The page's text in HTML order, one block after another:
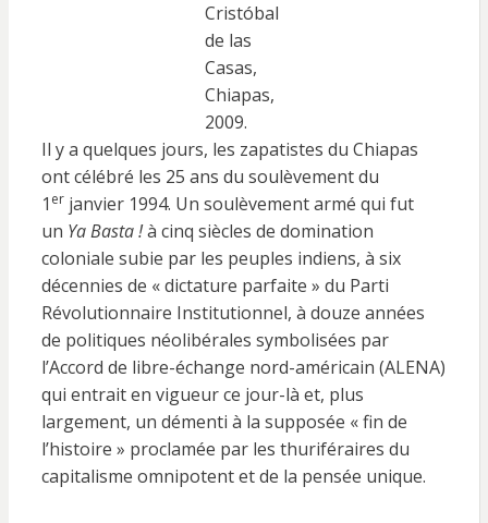
Cristóbal
de las
Casas,
Chiapas,
2009.
Il y a quelques jours, les zapatistes du Chiapas
ont célébré les 25 ans du soulèvement du
1 erjanvier 1994. Un soulèvement armé qui fut
un Ya Basta !à cinq siècles de domination
coloniale subie par les peuples indiens, à six
décennies de « dictature parfaite » du Parti
Révolutionnaire Institutionnel, à douze années
de politiques néolibérales symbolisées par
l’Accord de libre-échange nord-américain (ALENA)
qui entrait en vigueur ce jour-là et, plus
largement, un démenti à la supposée « fin de
l’histoire » proclamée par les thuriféraires du
capitalisme omnipotent et de la pensée unique.